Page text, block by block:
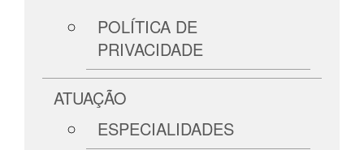
POLÍTICA DE
PRIVACIDADE
ATUAÇÃO
ESPECIALIDADES